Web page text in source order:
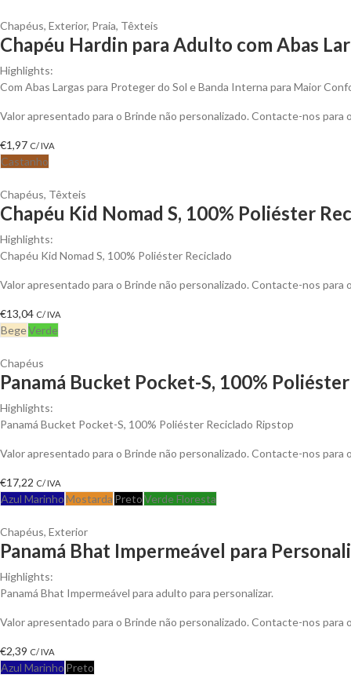
Chapéus, Exterior, Praia, Têxteis
Chapéu Hardin para Adulto com Abas
Highlights:
Com Abas Largas para Proteger do Sol e Banda Interna para Maior
Valor apresentado para o Brinde não personalizado. Contacte-nos
€1,97 C/ IVA
Castanho
Chapéus, Têxteis
Chapéu Kid Nomad S, 100% Poliéster
Highlights:
Chapéu Kid Nomad S, 100% Poliéster Reciclado
Valor apresentado para o Brinde não personalizado. Contacte-nos
€13,04 C/ IVA
BegeVerde
Chapéus
Panamá Bucket Pocket-S, 100%
Highlights:
Panamá Bucket Pocket-S, 100% Poliéster Reciclado Ripstop
Valor apresentado para o Brinde não personalizado. Contacte-nos
€17,22 C/ IVA
Azul MarinhoMostarda PretoVerde Floresta
Chapéus, Exterior
Panamá Bhat Impermeável para
Highlights:
Panamá Bhat Impermeável para adulto para personalizar.
Valor apresentado para o Brinde não personalizado. Contacte-nos
€2,39 C/ IVA
Azul Marinho Preto